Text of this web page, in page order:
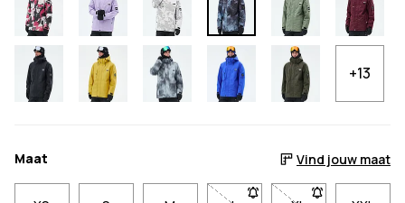
+13
Maat Vind jouw maat